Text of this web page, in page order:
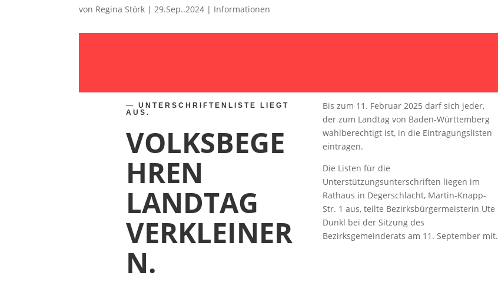
von Regina Störk |29.Sep..2024 | Informationen
—
UNTERSCHRIFTENLISTE LIEGT
AUS.
VOLKSBEGE
HREN
LANDTAG
VERKLEINER
N.
Bis zum 11. Februar 2025 darf sich jeder,
der zum Landtag von Baden-Württemberg
wahlberechtigt ist, in die Eintragungslisten
eintragen.
Die Listen für die
Unterstützungsunterschriften liegen im
Rathaus in Degerschlacht, Martin-Knapp-
Str. 1 aus, teilte Bezirksbürgermeisterin Ute
Dunkl bei der Sitzung des
Bezirksgemeinderats am 11. September mit.